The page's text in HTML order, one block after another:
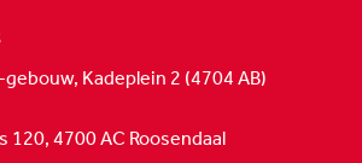
Kadeplein 2 (4704 AB)
120, 4700 AC Roosendaal